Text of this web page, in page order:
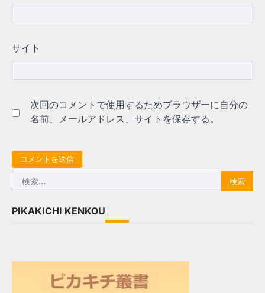
サイト
次回のコメントで使用するためブラウザーに自分の
名前、メールアドレス、サイトを保存する。
索:
PIKAKICHI KENKOU